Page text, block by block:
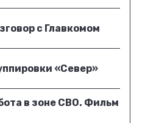
с Главкомом
«Север»
в зоне СВО. Фильм